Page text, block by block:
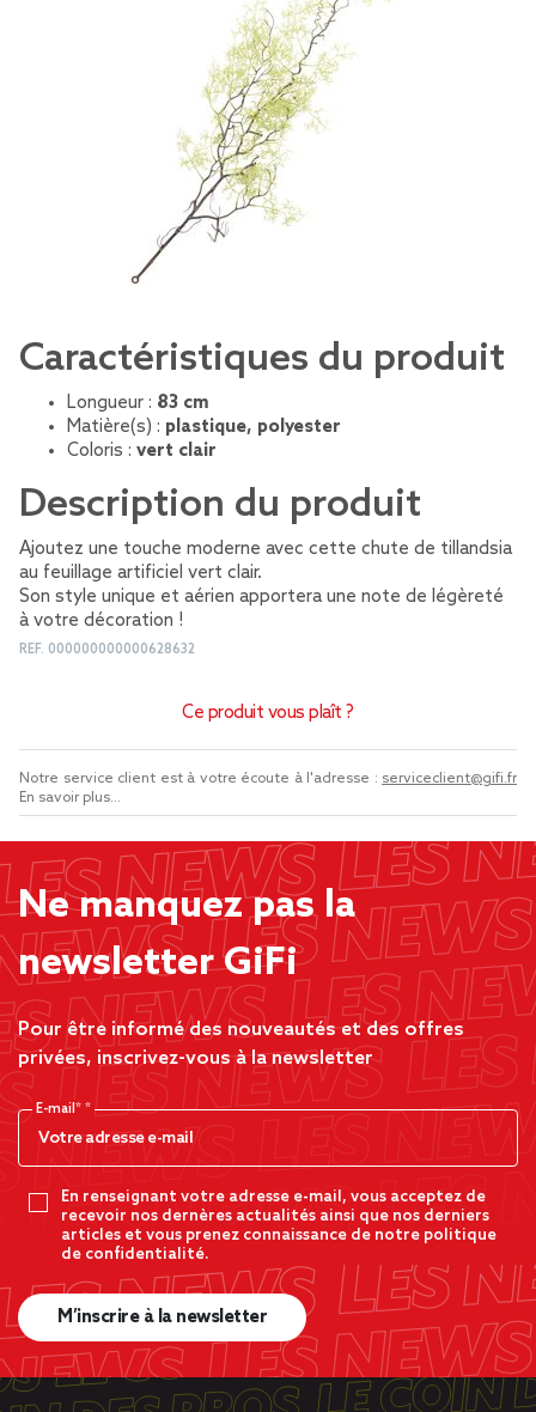
Caractéristiques du produit
Longueur : 83 cm
Matière(s) : plastique, polyester
Coloris : vert clair
Description du produit
Ajoutez une touche moderne avec cette chute de tillandsia
au feuillage artificiel vert clair.
Son style unique et aérien apportera une note de légèreté
à votre décoration !
REF. 000000000000628632
Ce produit vous plaît ?
Notre service client est à votre écoute à l'adresse : serviceclient@gifi.fr
En savoir plus...
Ne manquez pas la
newsletter GiFi
Pour être informé des nouveautés et des offres
privées, inscrivez-vous à la newsletter
E-mail*
En renseignant votre adresse e-mail, vous acceptez de
recevoir nos dernères actualités ainsi que nos derniers
articles et vous prenez connaissance de notre politique
de confidentialité.
M’inscrire à la newsletter